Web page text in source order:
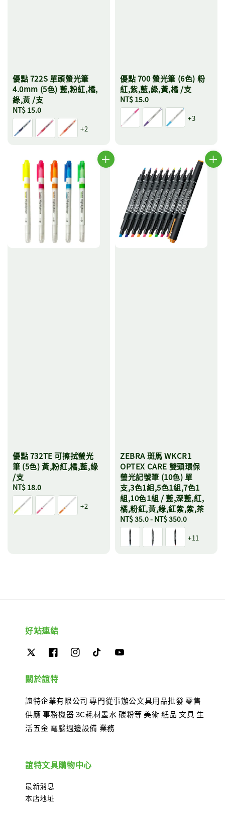
優點 722S 單頭螢光筆
4.0mm (5色) 藍,粉紅,橘,
綠,黃 /支
Regular
price
NT$ 15.0
+2
優點 700 螢光筆 (6色) 粉
紅,紫,藍,綠,黃,橘 /支
Regular
price
NT$ 15.0
+3
優點 732TE 可擦拭螢光
筆 (5色) 黃,粉紅,橘,藍,綠
/支
Regular
price
NT$ 18.0
+2
ZEBRA 斑馬 WKCR1
OPTEX CARE 雙頭環保
螢光記號筆 (10色) 單
支,3色1組,5色1組,7色1
組,10色1組 / 藍,深藍,紅,
橘,粉紅,黃,綠,紅紫,紫,茶
Regular
price
NT$ 35.0- NT$ 350.0
+11
好站連結
關於誼特
誼特企業有限公司 專門從事辦公文具用品批發 零售
供應 事務機器 3C耗材墨水 碳粉等 美術 紙品 文具 生
活五金 電腦週邊設備 業務
誼特文具購物中心
最新消息
本店地址